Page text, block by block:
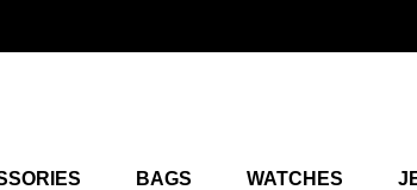
BAGS WATCHES